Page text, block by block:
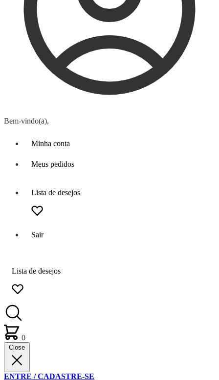
Bem-vindo(a),
Minha conta
Meus pedidos
Lista de desejos
Sair
Lista de desejos
0
Close
ENTRE / CADASTRE-SE